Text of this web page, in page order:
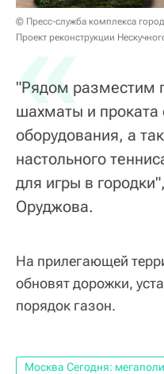
© Пресс-служба комплекса
Проект реконструкции
«
"Рядом разместим
шахматы и проката
оборудования, а
настольного
для игры в
Оруджова.
На прилегающей
обновят дорожки,
порядок газон.
Москва Сегодня: